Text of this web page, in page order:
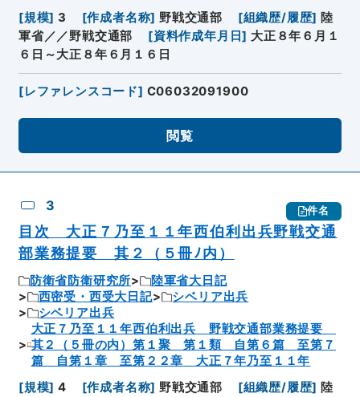
[規模] 3 [作成者名称] 野戦交通部 [組織歴/履歴] 陸
軍省／／野戦交通部
[資料作成年月日] 大正８年６月１
６日～大正８年６月１６日
[レファレンスコード] C06032091900
閲覧
3 件名
目次 大正７乃至１１年西伯利出兵野戦交通
部業務提要 其２（５冊ﾉ内）
防衛省防衛研究所
陸軍省大日記
西密受・西受大日記
シベリア出兵
シベリア出兵
大正７乃至１１年西伯利出兵 野戦交通部業務提要
其２（５冊の内）第１聚 第１類 自第６篇 至第７
篇 自第１章 至第２２章 大正７年乃至１１年
[規模] 4 [作成者名称] 野戦交通部 [組織歴/履歴] 陸